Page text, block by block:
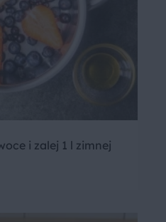
i zalej 1 l zimnej